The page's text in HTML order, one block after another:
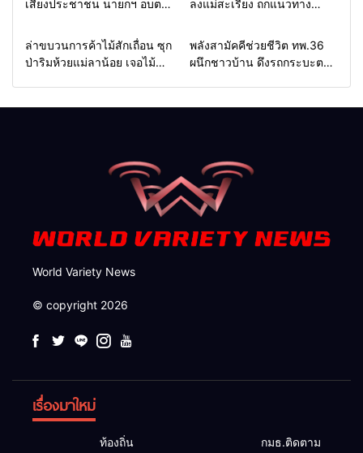
เสียงประชาชน นายกฯ อบต.-
สภาฯ ขอหนุนงบพัฒนาถนน
แหล่งน้ำ และท่องเที่ยว
ลงแม่สะเรียง ถกแนวทาง
พื้นที่ หนุนท่องเที่ยว 3 อำเภอ
ชายแดน
Home รอบรั้วทั่วไทย
ล่าขบวนการค้าไม้สักเถื่อน ซุก
ป่าริมห้วยแม่ลาน้อย เจอไม้
Home แวดวงทหาร
พลังสามัคคีช่วยชีวิต ทพ.36
ผนึกชาวบ้าน ดึงรถกระบะตก
World Variety News
© copyright 2026
เรื่องมาใหม่
ท้องถิ่น
กมธ.ติดตาม